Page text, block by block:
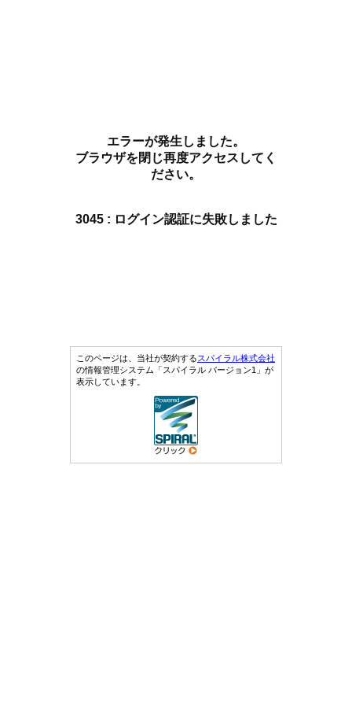
エラーが発生しました。
ブラウザを閉じ再度アクセスしてく
ださい。
3045 : ログイン認証に失敗しました
このページは、当社が契約するスパイラル株式会社
の情報管理システム「スパイラル バージョン1」が
表示しています。